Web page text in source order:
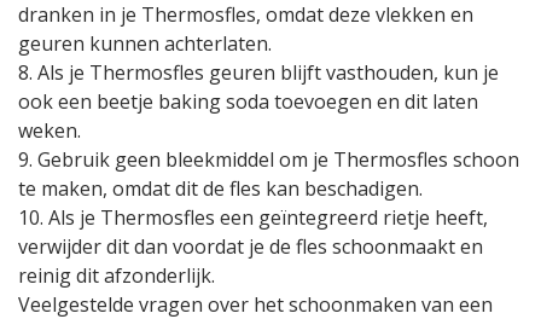
dranken in je Thermosfles, omdat deze vlekken en
geuren kunnen achterlaten.
8. Als je Thermosfles geuren blijft vasthouden, kun je
ook een beetje baking soda toevoegen en dit laten
weken.
9. Gebruik geen bleekmiddel om je Thermosfles schoon
te maken, omdat dit de fles kan beschadigen.
10. Als je Thermosfles een geïntegreerd rietje heeft,
verwijder dit dan voordat je de fles schoonmaakt en
reinig dit afzonderlijk.
Veelgestelde vragen over het schoonmaken van een